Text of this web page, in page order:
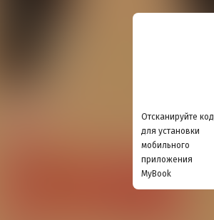
Отсканируйте код
для установки
мобильного
приложения
MyBook